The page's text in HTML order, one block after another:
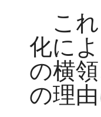
これ
化に
の横
の理